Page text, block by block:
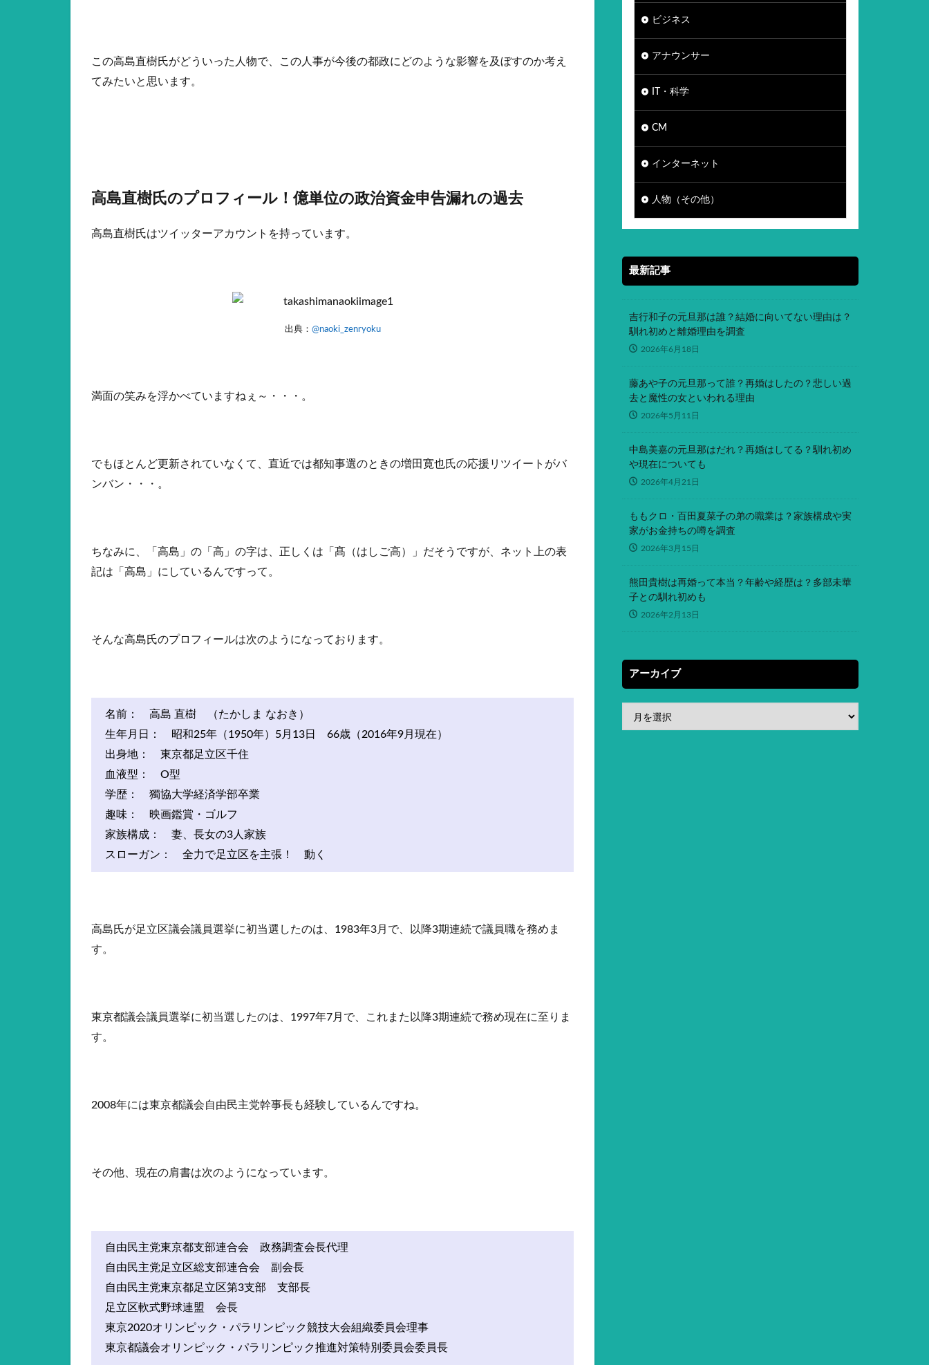
この高島直樹氏がどういった人物で、この人事が今後の都政にどのような影響を及ぼすのか考え
てみたいと思います。
高島直樹氏のプロフィール！億単位の政治資金申告漏れの過去
高島直樹氏はツイッターアカウントを持っています。
出典： @naoki_zenryoku
満面の笑みを浮かべていますねぇ～・・・。
でもほとんど更新されていなくて、直近では都知事選のときの増田寛也氏の応援リツイートがバ
ンバン・・・。
ちなみに、「高島」の「高」の字は、正しくは「髙（はしご高）」だそうですが、ネット上の表
記は「高島」にしているんですって。
そんな高島氏のプロフィールは次のようになっております。
名前： 高島 直樹 （たかしま なおき）
生年月日： 昭和25年（1950年）5月13日 66歳（2016年9月現在）
出身地： 東京都足立区千住
血液型： O型
学歴： 獨協大学経済学部卒業
趣味： 映画鑑賞・ゴルフ
家族構成： 妻、長女の3人家族
スローガン： 全力で足立区を主張！ 動く
高島氏が足立区議会議員選挙に初当選したのは、1983年3月で、以降3期連続で議員職を務めま
す。
東京都議会議員選挙に初当選したのは、1997年7月で、これまた以降3期連続で務め現在に至りま
す。
2008年には東京都議会自由民主党幹事長も経験しているんですね。
その他、現在の肩書は次のようになっています。
自由民主党東京都支部連合会 政務調査会長代理
自由民主党足立区総支部連合会 副会長
自由民主党東京都足立区第3支部 支部長
足立区軟式野球連盟 会長
東京2020オリンピック・パラリンピック競技大会組織委員会理事
東京都議会オリンピック・パラリンピック推進対策特別委員会委員長
ビジネス
アナウンサー
IT・科学
CM
インターネット
人物（その他）
最新記事
吉行和子の元旦那は誰？結婚に向いてない理由は？
馴れ初めと離婚理由を調査
2026年6月18日
藤あや子の元旦那って誰？再婚はしたの？悲しい過
去と魔性の女といわれる理由
2026年5月11日
中島美嘉の元旦那はだれ？再婚はしてる？馴れ初め
や現在についても
2026年4月21日
ももクロ・百田夏菜子の弟の職業は？家族構成や実
家がお金持ちの噂を調査
2026年3月15日
熊田貴樹は再婚って本当？年齢や経歴は？多部未華
子との馴れ初めも
2026年2月13日
アーカイブ